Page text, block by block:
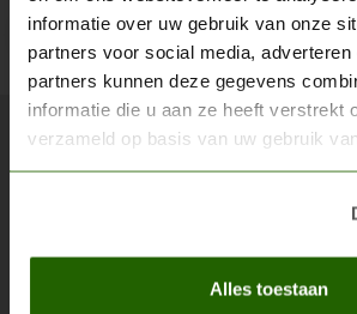
informatie over uw gebruik van onze
partners voor social media,
partners kunnen deze gegevens
informatie die u aan ze heeft verstrekt
verzameld op basis van uw gebruik
Alles toestaan
Scenery Workshop BV
Alles voor je miniature wargaming en
6533 KK Nijmegen